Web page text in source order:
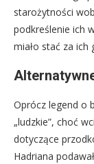
starożytności
podkreślenie ich
miało stać za ich
Oprócz legend o
„ludzkie”, choć
dotyczące
Hadriana